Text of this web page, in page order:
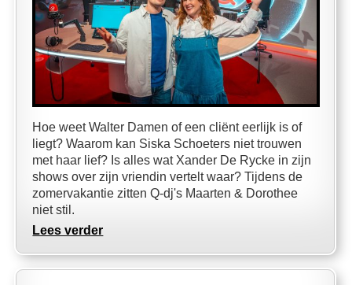
Hoe weet Walter Damen of een cliënt eerlijk is of
liegt? Waarom kan Siska Schoeters niet trouwen
met haar lief? Is alles wat Xander De Rycke in zijn
shows over zijn vriendin vertelt waar? Tijdens de
zomervakantie zitten Q-dj's Maarten & Dorothee
niet stil.
Lees verder